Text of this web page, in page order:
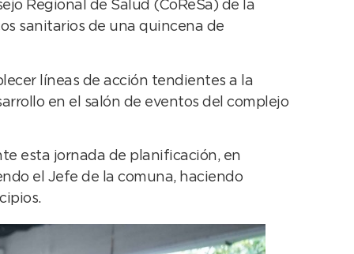
Regional de Salud (CoReSa) de la
sanitarios de una quincena de
líneas de acción tendientes a la
en el salón de eventos del complejo
esta jornada de planificación, en
el Jefe de la comuna, haciendo